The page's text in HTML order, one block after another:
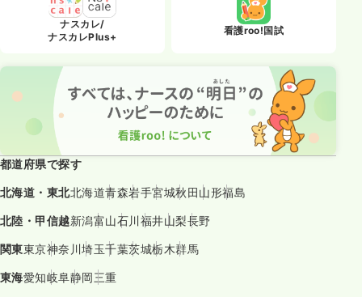
ナスカレ/
ナスカレPlus+
看護roo!国試
都道府県で探す
北海道・東北北海道青森岩手宮城秋田山形福島
北陸・甲信越新潟富山石川福井山梨長野
関東東京神奈川埼玉千葉茨城栃木群馬
東海愛知岐阜静岡三重